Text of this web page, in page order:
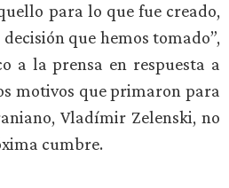
para lo que fue creado,
que hemos tomado”,
a la prensa en respuesta a
motivos que primaron para
Vladímir Zelenski, no
cumbre.